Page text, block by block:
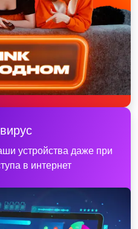
устройства даже при
в интернет